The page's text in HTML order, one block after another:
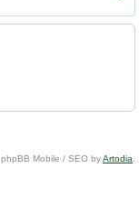
phpBB Mobile / SEO byArtodia